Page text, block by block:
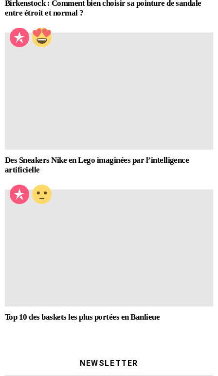
Birkenstock : Comment bien choisir sa pointure de sandale
entre étroit et normal ?
Des Sneakers Nike en Lego imaginées par l’intelligence
artificielle
Top 10 des baskets les plus portées en Banlieue
NEWSLETTER